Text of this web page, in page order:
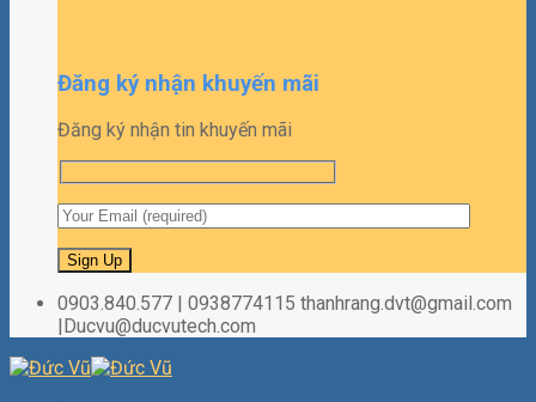
Đăng ký nhận khuyến mãi
Đăng ký nhận tin khuyến mãi
0903.840.577 | 0938774115 thanhrang.dvt@gmail.com
|Ducvu@ducvutech.com